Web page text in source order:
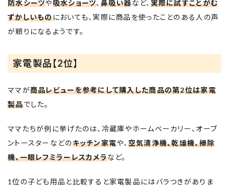
防水シーツや吸水ショーツ、 鼻吸い器など、 実際に試すことがむ
ずかしいものにおいても、実際に商品を使ったことのある人の声
が頼りになるようです。
家電製品【2位】
ママが商品レビューを参考にして購入した商品の第2位は家電
製品でした。
ママたちが例に挙げたのは、冷蔵庫やホームベーカリー、オーブ
ントースターなどのキッチン家電や、 空気清浄機、乾燥機、掃除
機、一眼レフミラーレスカメラなど。
1位の子ども用品と比較すると家電製品にはバラつきがありま